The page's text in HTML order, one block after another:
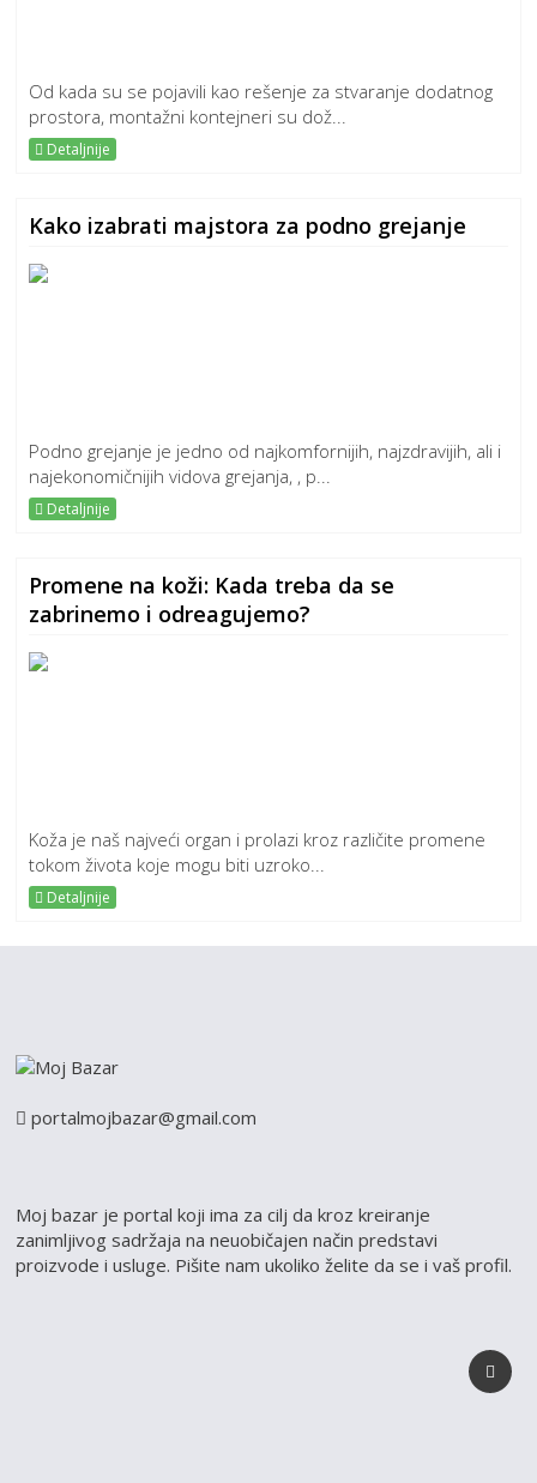
Od kada su se pojavili kao rešenje za stvaranje dodatnog
prostora, montažni kontejneri su dož...
Detaljnije
Kako izabrati majstora za podno grejanje
Podno grejanje je jedno od najkomfornijih, najzdravijih, ali i
najekonomičnijih vidova grejanja, , p...
Detaljnije
Promene na koži: Kada treba da se
zabrinemo i odreagujemo?
Koža je naš najveći organ i prolazi kroz različite promene
tokom života koje mogu biti uzroko...
Detaljnije
portalmojbazar@gmail.com
Moj bazar je portal koji ima za cilj da kroz kreiranje
zanimljivog sadržaja na neuobičajen način predstavi
proizvode i usluge. Pišite nam ukoliko želite da se i vaš profil.